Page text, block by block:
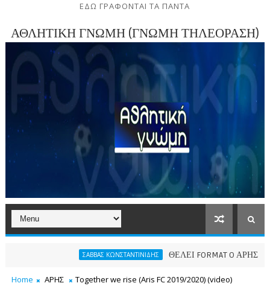
ΕΔΩ ΓΡΑΦΟΝΤΑΙ ΤΑ ΠΑΝΤΑ
ΑΘΛΗΤΙΚΗ ΓΝΩΜΗ (ΓΝΩΜΗ ΤΗΛΕΟΡΑΣΗ)
ΣΑΒΒΑΣ ΚΩΝΣΤΑΝΤΙΝΙΔΗΣ ΘΕΛΕΙ FORMAT O ΑΡΗΣ ΠΑΕ
Home ΑΡΗΣ Together we rise (Aris FC 2019/2020) (video)